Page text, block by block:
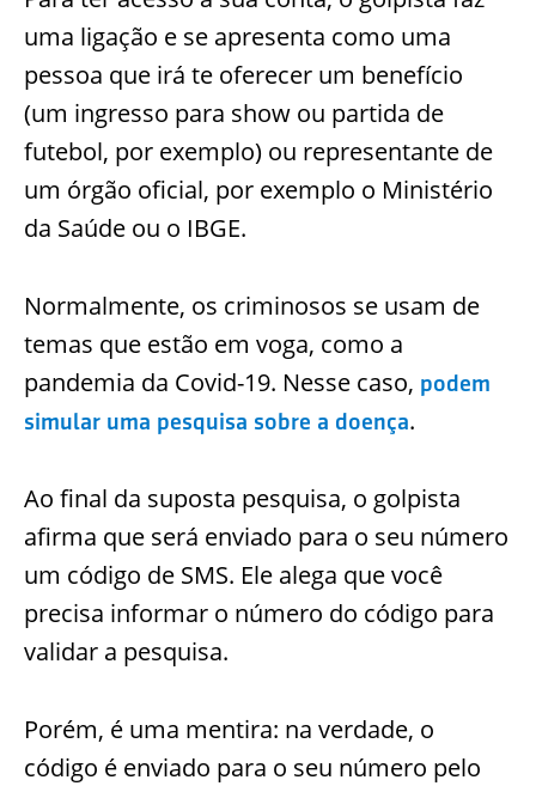
uma ligação e se apresenta como uma
pessoa que irá te oferecer um benefício
(um ingresso para show ou partida de
futebol, por exemplo) ou representante de
um órgão oficial, por exemplo o Ministério
da Saúde ou o IBGE.
Normalmente, os criminosos se usam de
temas que estão em voga, como a
pandemia da Covid-19. Nesse caso, podem
simular uma pesquisa sobre a doença.
Ao final da suposta pesquisa, o golpista
afirma que será enviado para o seu número
um código de SMS. Ele alega que você
precisa informar o número do código para
validar a pesquisa.
Porém, é uma mentira: na verdade, o
código é enviado para o seu número pelo